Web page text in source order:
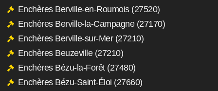
Enchères Berville-en-Roumois (27520)
Enchères Berville-la-Campagne (27170)
Enchères Berville-sur-Mer (27210)
Enchères Beuzeville (27210)
Enchères Bézu-la-Forêt (27480)
Enchères Bézu-Saint-Éloi (27660)